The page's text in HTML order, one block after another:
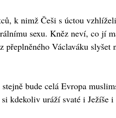
k nimž Češi s úctou
sexu. Kněz neví, co jí
Václaváku slyšet
bude celá Evropa
kdekoliv uráží svaté i Ježíše